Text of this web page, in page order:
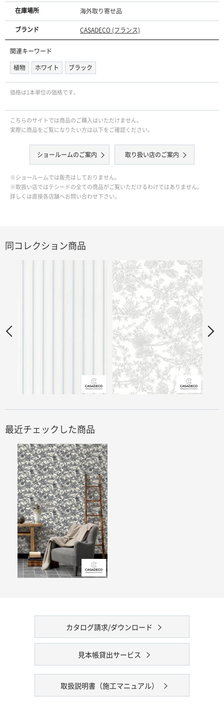
在庫場所 海外取り寄せ品
ブランド CASADECO (フランス)
関連キーワード
植物
ホワイト ブラック
価格は1本単位の価格です｡
こちらのサイトでは商品のご購入はいただけません。
実際に商品をご覧になりたい方は以下をご確認ください。
ショールームのご案内 取り扱い店のご案内
※ショールームでは販売はしておりません。
※取扱い店ではテシードの全ての商品がご覧いただけるわけではありません。
詳しくは直接各店舗へお問い合わせ下さい。
同コレクション商品
最近チェックした商品
カタログ請求/ダウンロード
見本帳貸出サービス
取扱説明書（施工マニュアル）